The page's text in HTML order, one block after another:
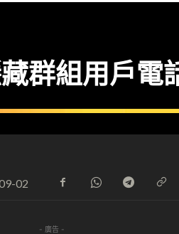
群組用戶電
02
- 廣告 -